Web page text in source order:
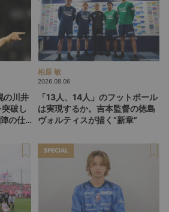
の川井
破し
の仕
柏原 敏
2026.08.06
「13人、14人」のフットボール
は実現するか。吉本監督の徳島
ヴォルティスが描く“新章”
SPECIAL